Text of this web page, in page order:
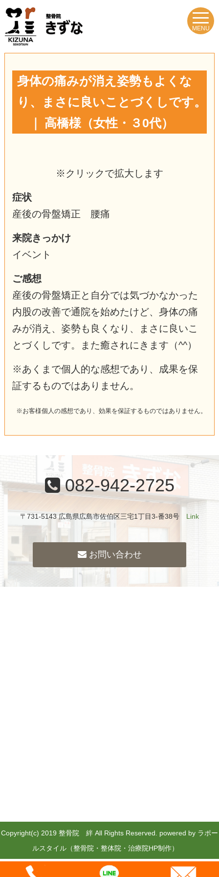
MENU
身体の痛みが消え姿勢もよくな
り、まさに良いことづくしです。
｜ 高橋様（女性・３0代）
※クリックで拡大します
症状
産後の骨盤矯正 腰痛
来院きっかけ
イベント
ご感想
産後の骨盤矯正と自分では気づかなかった
内股の改善で通院を始めたけど、身体の痛
みが消え、姿勢も良くなり、まさに良いこ
とづくしです。また癒されにきます（^^）
※あくまで個人的な感想であり、成果を保
証するものではありません。
※お客様個人の感想であり、効果を保証するものではありません。
082-942-2725
〒731-5143 広島県広島市佐伯区三宅1丁目3-番38号 Link
お問い合わせ
Copyright(c) 2019 整骨院 絆 All Rights Reserved. powered by ラポー
ルスタイル（整骨院・整体院・治療院HP制作）